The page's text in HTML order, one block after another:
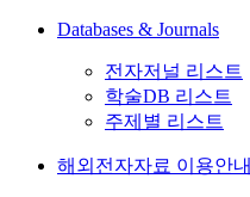
Databases & Journals
전자저널 리스트
학술DB 리스트
주제별 리스트
해외전자자료 이용안내